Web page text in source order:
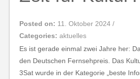
Posted on: 11. Oktober 2024 /
Categories: aktuelles
Es ist gerade einmal zwei Jahre her:
den Deutschen Fernsehpreis. Das
3Sat wurde in der Kategorie „beste